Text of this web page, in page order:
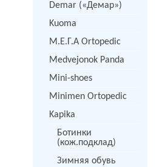
Demar («Демар»)
Kuoma
M.Е.Г.А Ortopedic
Medvejonok Panda
Mini-shoes
Minimen Ortopedic
Kapika
Ботинки
(кож.подклад)
Зимняя обувь